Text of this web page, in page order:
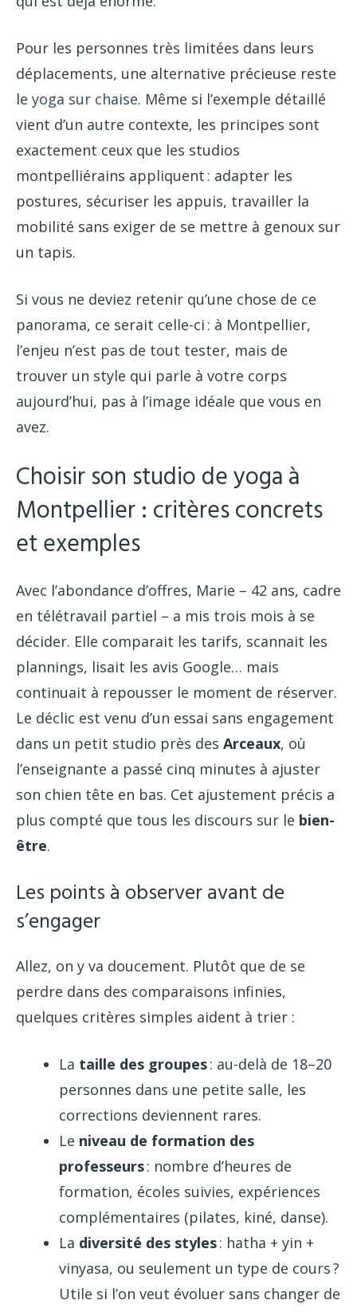
Pour les personnes très limitées dans leurs
déplacements, une alternative précieuse reste
le yoga sur chaise. Même si l’exemple détaillé
vient d’un autre contexte, les principes sont
exactement ceux que les studios
montpelliérains appliquent : adapter les
postures, sécuriser les appuis, travailler la
mobilité sans exiger de se mettre à genoux sur
un tapis.
Si vous ne deviez retenir qu’une chose de ce
panorama, ce serait celle-ci : à Montpellier,
l’enjeu n’est pas de tout tester, mais de
trouver un style qui parle à votre corps
aujourd’hui, pas à l’image idéale que vous en
avez.
Choisir son studio de yoga à
Montpellier : critères concrets
et exemples
Avec l’abondance d’offres, Marie – 42 ans, cadre
en télétravail partiel – a mis trois mois à se
décider. Elle comparait les tarifs, scannait les
plannings, lisait les avis Google… mais
continuait à repousser le moment de réserver.
Le déclic est venu d’un essai sans engagement
dans un petit studio près des Arceaux, où
l’enseignante a passé cinq minutes à ajuster
son chien tête en bas. Cet ajustement précis a
plus compté que tous les discours sur le bien-
être.
Les points à observer avant de
s’engager
Allez, on y va doucement. Plutôt que de se
perdre dans des comparaisons infinies,
quelques critères simples aident à trier :
La taille des groupes: au-delà de 18–20
personnes dans une petite salle, les
corrections deviennent rares.
Le niveau de formation des
professeurs: nombre d’heures de
formation, écoles suivies, expériences
complémentaires (pilates, kiné, danse).
La diversité des styles: hatha + yin +
vinyasa, ou seulement un type de cours ?
Utile si l’on veut évoluer sans changer de